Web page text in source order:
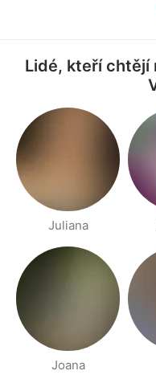
Lidé, kteří chtějí
Juliana
Joana